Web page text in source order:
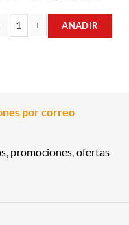
AÑADIR
por correo
promociones, ofertas